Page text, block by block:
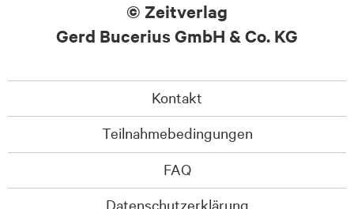
© Zeitverlag
Gerd Bucerius GmbH & Co. KG
Kontakt
Teilnahmebedingungen
FAQ
Datenschutzerklärung